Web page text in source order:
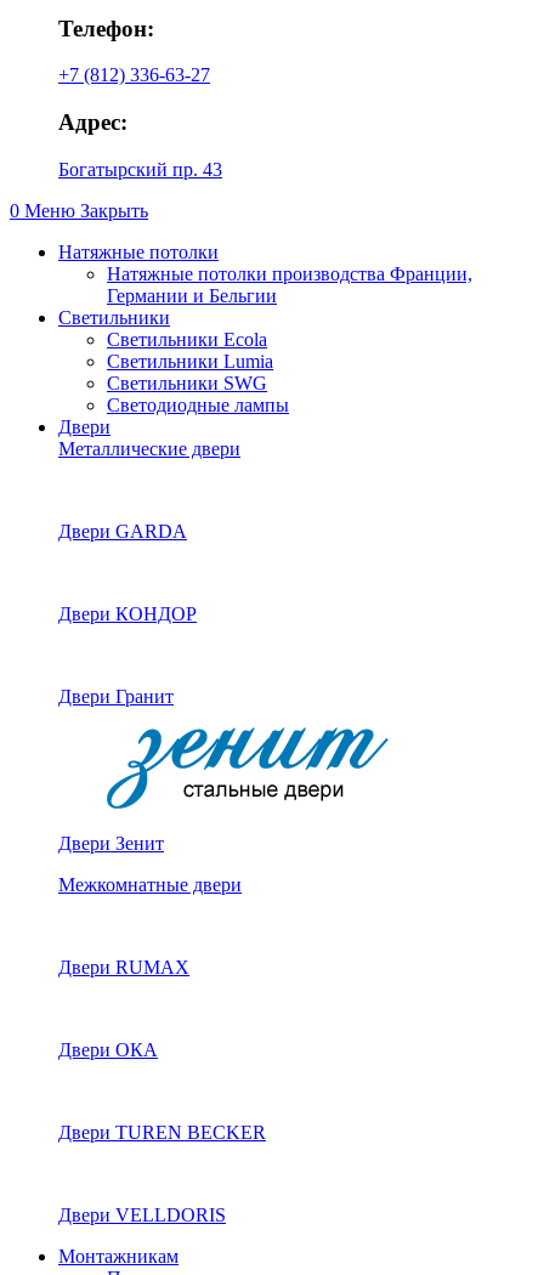
Телефон:
+7 (812) 336-63-27
Адрес:
Богатырский пр. 43
0 Меню Закрыть
Натяжные потолки
Натяжные потолки производства Франции,
Германии и Бельгии
Светильники
Светильники Ecola
Светильники Lumia
Светильники SWG
Светодиодные лампы
Двери
Металлические двери
Двери GARDA
Двери КОНДОР
Двери Гранит
Двери Зенит
Межкомнатные двери
Двери RUMAX
Двери ОКА
Двери TUREN BECKER
Двери VELLDORIS
Монтажникам